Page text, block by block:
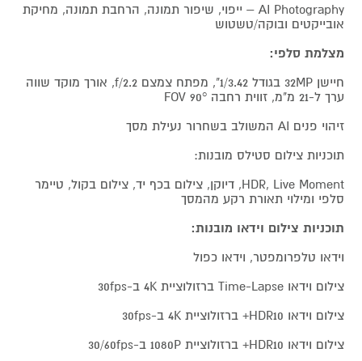
AI Photography – ייפוי, שיפור תמונה, הרחבת תמונה, מחיקת
אובייקטים ובוקה/טשטוש
מצלמת סלפי:
חיישן 32MP בגודל 1/3.42", מפתח צמצם f/2.2, אורך מוקד שווה
ערך ל-21 מ"מ, זווית רחבה 90° FOV
זיהוי פנים AI המשולב בשחרור נעילת מסך
תוכניות צילום סטילס מובנות:
HDR, Live Moment, דיוקן, צילום בכף יד, צילום בקול, טיימר
סלפי ומילוי תאורת רקע מהמסך
תוכניות צילום וידאו מובנות:
וידאו טלפרומפטר, וידאו כפול
צילום וידאו Time-Lapse ברזולוציית 4K ב-30fps
צילום וידאו HDR10+ ברזולוציית 4K ב-30fps
צילום וידאו HDR10+ ברזולוציית 1080P ב-30/60fps